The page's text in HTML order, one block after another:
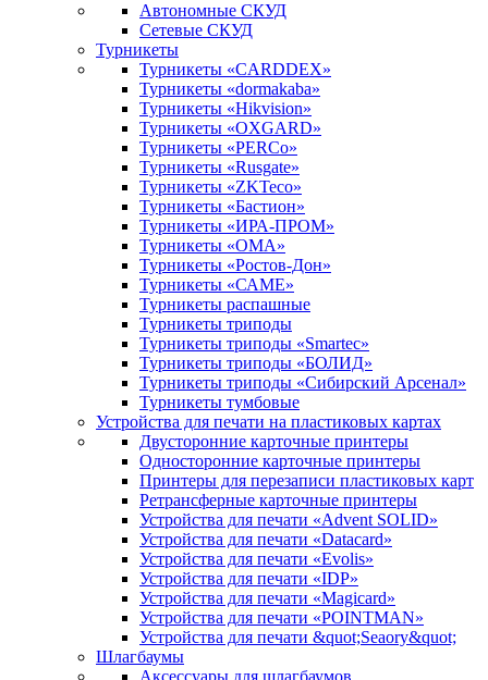
Автономные СКУД
Сетевые СКУД
Турникеты
Турникеты «CARDDEX»
Турникеты «dormakaba»
Турникеты «Hikvision»
Турникеты «OXGARD»
Турникеты «PERCo»
Турникеты «Rusgate»
Турникеты «ZKTeco»
Турникеты «Бастион»
Турникеты «ИРА-ПРОМ»
Турникеты «ОМА»
Турникеты «Ростов-Дон»
Турникеты «САМЕ»
Турникеты распашные
Турникеты триподы
Турникеты триподы «Smartec»
Турникеты триподы «БОЛИД»
Турникеты триподы «Сибирский Арсенал»
Турникеты тумбовые
Устройства для печати на пластиковых картах
Двусторонние карточные принтеры
Односторонние карточные принтеры
Принтеры для перезаписи пластиковых карт
Ретрансферные карточные принтеры
Устройства для печати «Advent SOLID»
Устройства для печати «Datacard»
Устройства для печати «Evolis»
Устройства для печати «IDP»
Устройства для печати «Magicard»
Устройства для печати «POINTMAN»
Устройства для печати &quot;Seaory&quot;
Шлагбаумы
Аксессуары для шлагбаумов